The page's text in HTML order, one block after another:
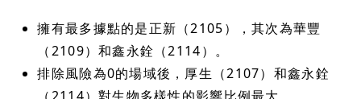
擁有最多據點的是正新（2105），其次為華豐
（2109）和鑫永銓（2114）。
排除風險為0的場域後，厚生（2107）和鑫永銓